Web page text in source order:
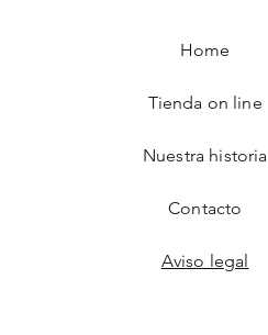
Home
Tienda on line
Nuestra historia
Contacto
Aviso legal